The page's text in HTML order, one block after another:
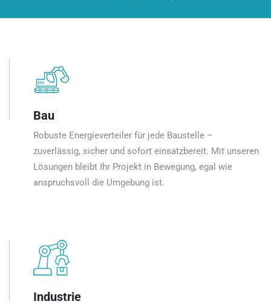
Bau
Robuste Energieverteiler für jede Baustelle –
zuverlässig, sicher und sofort einsatzbereit. Mit unseren
Lösungen bleibt Ihr Projekt in Bewegung, egal wie
anspruchsvoll die Umgebung ist.
Industrie